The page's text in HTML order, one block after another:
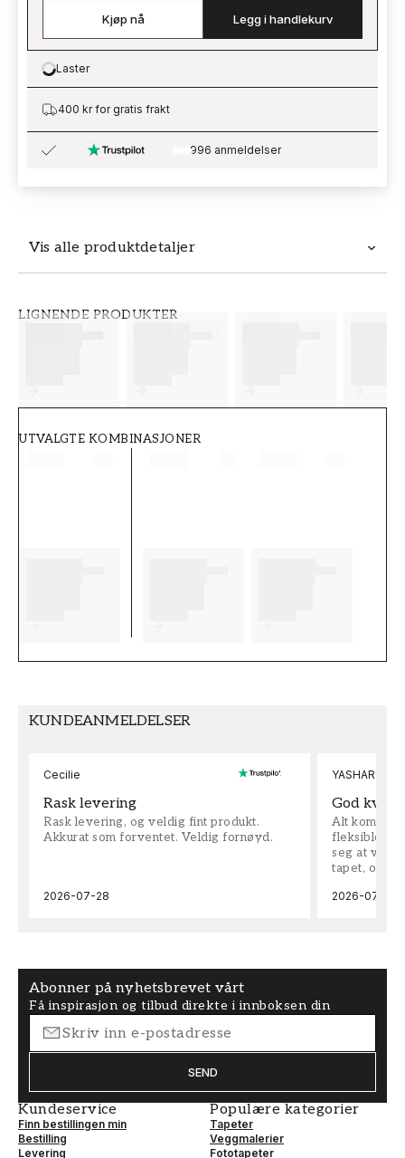
Vis alle produktdetaljer
LIGNENDE PRODUKTER
UTVALGTE KOMBINASJONER
Kjøp nå Legg i handlekurv
Loading…
Laster
400 kr for gratis frakt
996 anmeldelser
KUNDEANMELDELSER
Cecilie
Rask levering
Rask levering, og veldig fint produkt.
Akkurat som forventet. Veldig fornøyd.
2026-07-28
YASHAR
God
Alt kom
fleksible på
seg at vi
tapet, og
2026-07-04
Abonner på nyhetsbrevet vårt
Få inspirasjon og tilbud direkte i innboksen din
SEND
Kundeservice
Finn bestillingen min
Bestilling
Levering
Populære kategorier
Tapeter
Veggmalerier
Fototapeter